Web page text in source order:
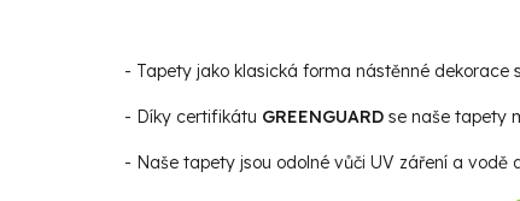
- Tapety jako klasická forma nástěnné dekorace
- Díky certifikátu GREENGUARD se naše tapety
- Naše tapety jsou odolné vůči UV záření a vodě